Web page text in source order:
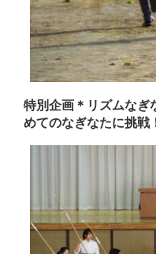
特別企画＊リズムなぎ
めてのなぎなたに挑戦